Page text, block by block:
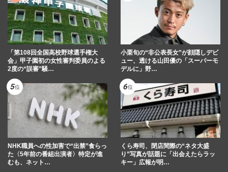
「第108回全国高校野球選手権大
会」甲子園初の女性審判委員のよる
2度の“誤審”騒…
小栗旬の“非公表長女”が顔隠しデビ
ュー、透ける山田優の「スーパーモ
デルに」野…
NHK職員への性加害で“出禁”食らっ
た〈5年前の番組出演者〉特定が進
むも、ネット…
くら寿司、閉店間際の“ネタ大盛
り”写真が話題に「出会えたらラッ
キー」広報が明…